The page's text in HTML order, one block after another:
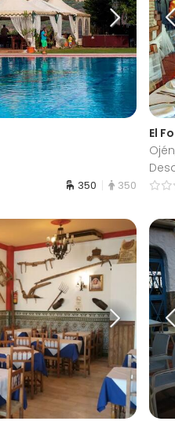
350 350
El